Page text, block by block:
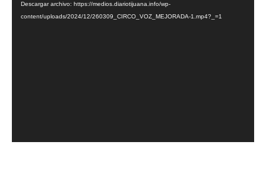
Descargar archivo: https://medios.diariotijuana.info/wp-
content/uploads/2024/12/260309_CIRCO_VOZ_MEJORADA-1.mp4?_=1